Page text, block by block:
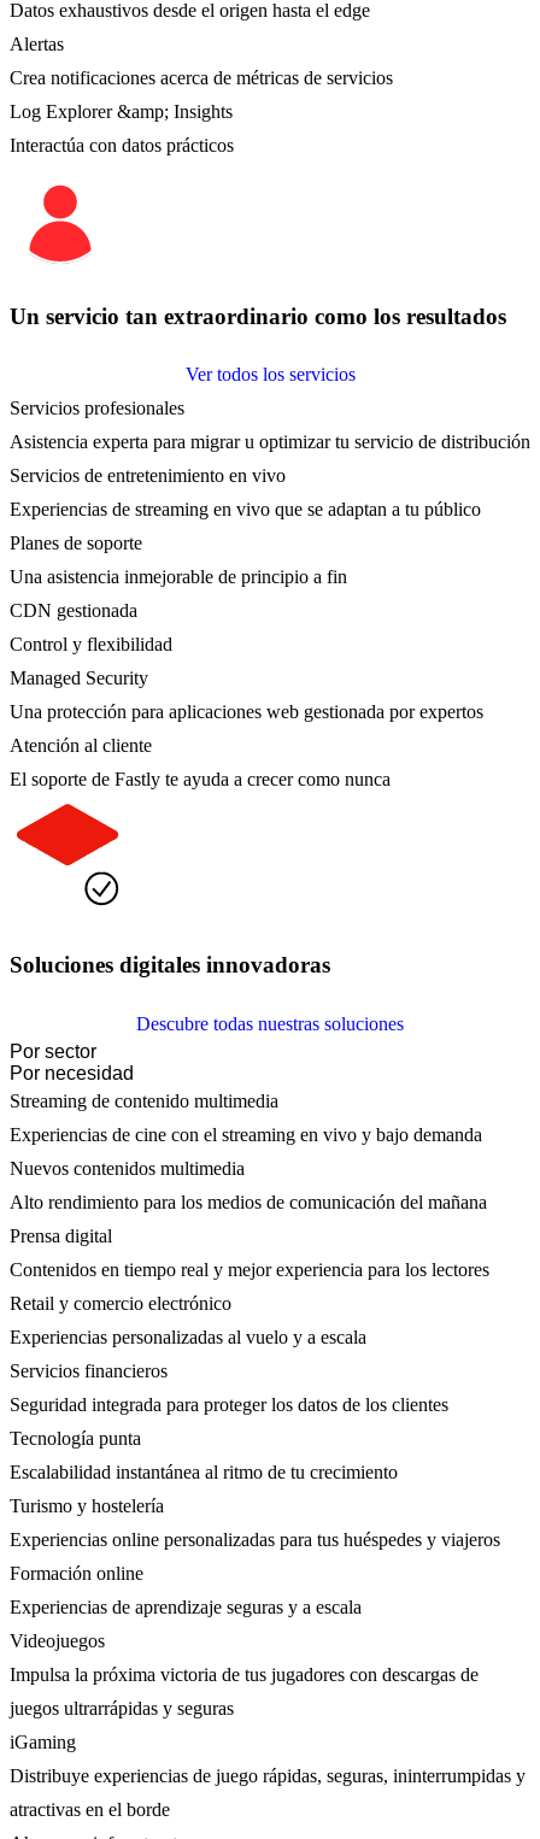
Datos exhaustivos desde el origen hasta el edge
Alertas
Crea notificaciones acerca de métricas de servicios
Log Explorer &amp; Insights
Interactúa con datos prácticos
Un servicio tan extraordinario como los resultados
Ver todos los servicios
Servicios profesionales
Asistencia experta para migrar u optimizar tu servicio de distribución
Servicios de entretenimiento en vivo
Experiencias de streaming en vivo que se adaptan a tu público
Planes de soporte
Una asistencia inmejorable de principio a fin
CDN gestionada
Control y flexibilidad
Managed Security
Una protección para aplicaciones web gestionada por expertos
Atención al cliente
El soporte de Fastly te ayuda a crecer como nunca
Soluciones digitales innovadoras
Descubre todas nuestras soluciones
Por sector
Por necesidad
Streaming de contenido multimedia
Experiencias de cine con el streaming en vivo y bajo demanda
Nuevos contenidos multimedia
Alto rendimiento para los medios de comunicación del mañana
Prensa digital
Contenidos en tiempo real y mejor experiencia para los lectores
Retail y comercio electrónico
Experiencias personalizadas al vuelo y a escala
Servicios financieros
Seguridad integrada para proteger los datos de los clientes
Tecnología punta
Escalabilidad instantánea al ritmo de tu crecimiento
Turismo y hostelería
Experiencias online personalizadas para tus huéspedes y viajeros
Formación online
Experiencias de aprendizaje seguras y a escala
Videojuegos
Impulsa la próxima victoria de tus jugadores con descargas de
juegos ultrarrápidas y seguras
iGaming
Distribuye experiencias de juego rápidas, seguras, ininterrumpidas y
atractivas en el borde